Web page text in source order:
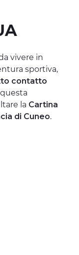
vivere in
sportiva,
contatto
la Cartina
di Cuneo.